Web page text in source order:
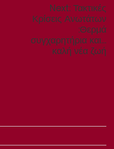
Next: Next
post:
Τακτικές
Κρίσεις Ανωτάτων
:Θερμά
συγχαρητήρια και…
καλή νέα ζωή